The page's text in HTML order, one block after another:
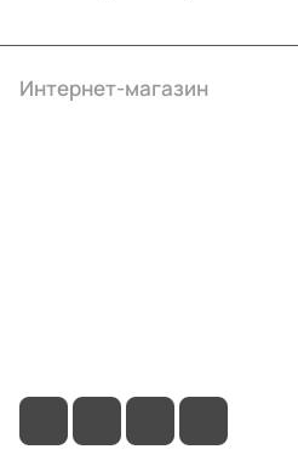
Интернет-магазин